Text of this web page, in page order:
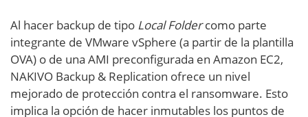
Al hacer backup de tipo Local Foldercomo parte
integrante de VMware vSphere (a partir de la plantilla
OVA) o de una AMI preconfigurada en Amazon EC2,
NAKIVO Backup & Replication ofrece un nivel
mejorado de protección contra el ransomware. Esto
implica la opción de hacer inmutables los puntos de